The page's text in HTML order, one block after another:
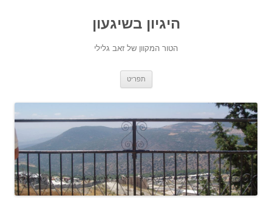
היגיון בשיגעון
הטור המקוון של זאב גלילי
תפריט